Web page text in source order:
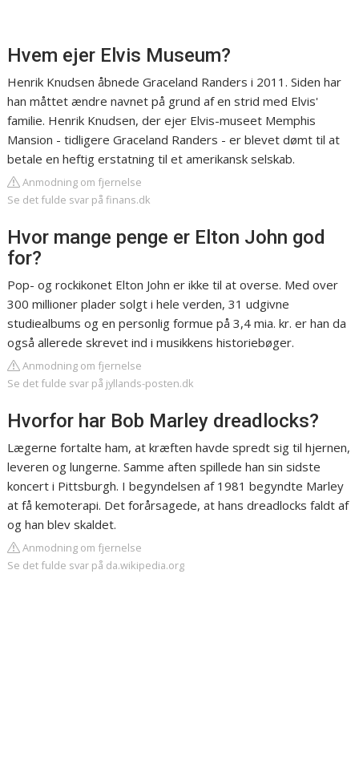
Hvem ejer Elvis Museum?
Henrik Knudsen åbnede Graceland Randers i 2011. Siden har
han måttet ændre navnet på grund af en strid med Elvis'
familie. Henrik Knudsen, der ejer Elvis-museet Memphis
Mansion - tidligere Graceland Randers - er blevet dømt til at
betale en heftig erstatning til et amerikansk selskab.
Anmodning om fjernelse
Se det fulde svar på finans.dk
Hvor mange penge er Elton John god
for?
Pop- og rockikonet Elton John er ikke til at overse. Med over
300 millioner plader solgt i hele verden, 31 udgivne
studiealbums og en personlig formue på 3,4 mia. kr. er han da
også allerede skrevet ind i musikkens historiebøger.
Anmodning om fjernelse
Se det fulde svar på jyllands-posten.dk
Hvorfor har Bob Marley dreadlocks?
Lægerne fortalte ham, at kræften havde spredt sig til hjernen,
leveren og lungerne. Samme aften spillede han sin sidste
koncert i Pittsburgh. I begyndelsen af 1981 begyndte Marley
at få kemoterapi. Det forårsagede, at hans dreadlocks faldt af
og han blev skaldet.
Anmodning om fjernelse
Se det fulde svar på da.wikipedia.org